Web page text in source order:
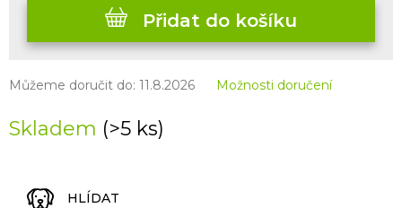
Skladem (>5 ks)
Můžeme doručit do: 11.8.2026 Možnosti doručení
Přidat do košíku
HLÍDAT